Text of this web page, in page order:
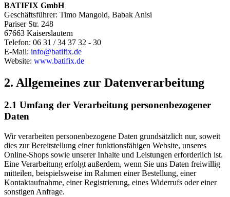
BATIFIX GmbH
Geschäftsführer: Timo Mangold, Babak Anisi
Pariser Str. 248
67663 Kaiserslautern
Telefon: 06 31 / 34 37 32 - 30
E-Mail: info@batifix.de
Website: www.batifix.de
2. Allgemeines zur Datenverarbeitung
2.1 Umfang der Verarbeitung personenbezogener
Daten
Wir verarbeiten personenbezogene Daten grundsätzlich nur, soweit
dies zur Bereitstellung einer funktionsfähigen Website, unseres
Online-Shops sowie unserer Inhalte und Leistungen erforderlich ist.
Eine Verarbeitung erfolgt außerdem, wenn Sie uns Daten freiwillig
mitteilen, beispielsweise im Rahmen einer Bestellung, einer
Kontaktaufnahme, einer Registrierung, eines Widerrufs oder einer
sonstigen Anfrage.